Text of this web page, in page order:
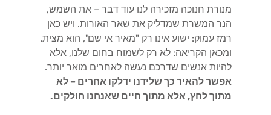
מנורת חנוכה מזכירה לנו עוד דבר – את השמש,
הנר המשרת שמדליק את שאר האורות. ויש כאן
רמז עמוק: ישוע אינו רק "מאיר אי שם", הוא מצית.
ומכאן הקריאה: לא רק לשמוח בחום שלנו, אלא
להיות אנשים שדרכם נעשה לאחרים מואר יותר.
אפשר להאיר כך שלידנו ידלקו אחרים – לא
מתוך לחץ, אלא מתוך חיים שאנחנו חולקים.